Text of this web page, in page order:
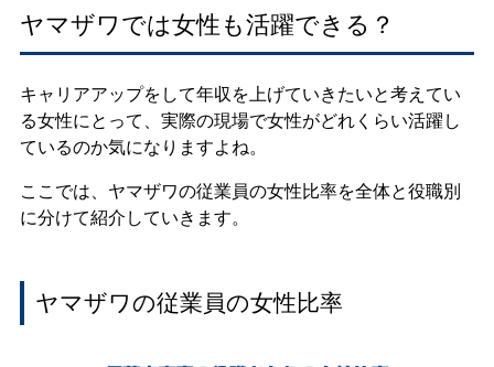
ヤマザワでは女性も活躍できる？
キャリアアップをして年収を上げていきたいと考えてい
る女性にとって、実際の現場で女性がどれくらい活躍し
ているのか気になりますよね。
ここでは、ヤマザワの従業員の女性比率を全体と役職別
に分けて紹介していきます。
ヤマザワの従業員の女性比率